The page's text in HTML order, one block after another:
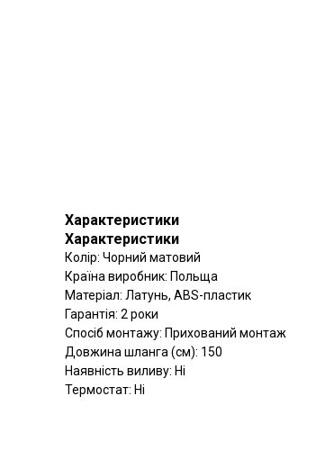
Характеристики
Характеристики
Колір: Чорний матовий
Країна виробник: Польща
Матеріал: Латунь, ABS-пластик
Гарантія: 2 роки
Спосіб монтажу: Прихований монтаж
Довжина шланга (см): 150
Наявність виливу: Ні
Термостат: Ні